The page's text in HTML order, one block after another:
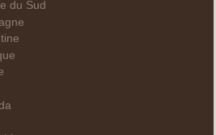
du Sud